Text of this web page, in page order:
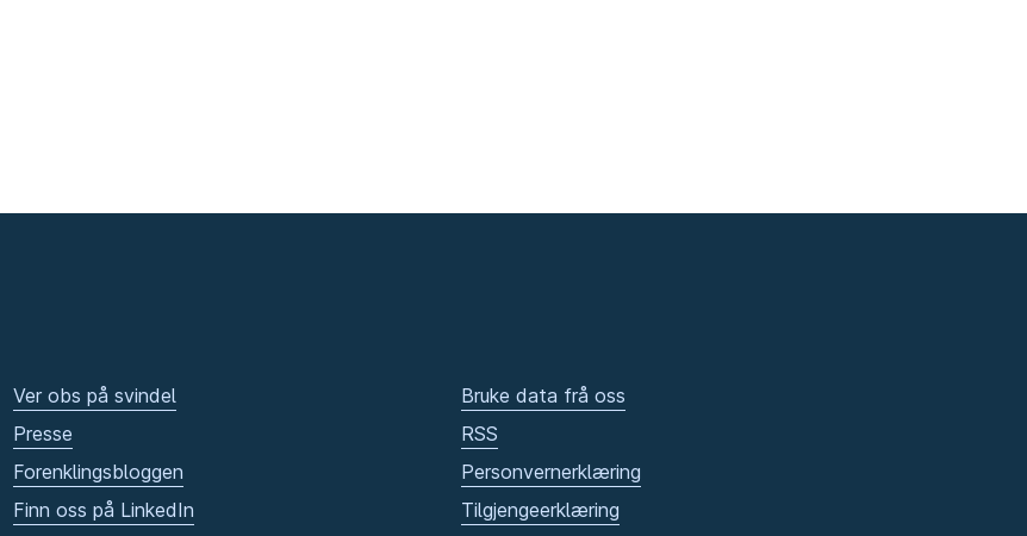
Ver obs på svindel
Presse
Forenklingsbloggen
Finn oss på LinkedIn
Bruke data frå oss
RSS
Personvernerklæring
Tilgjengeerklæring